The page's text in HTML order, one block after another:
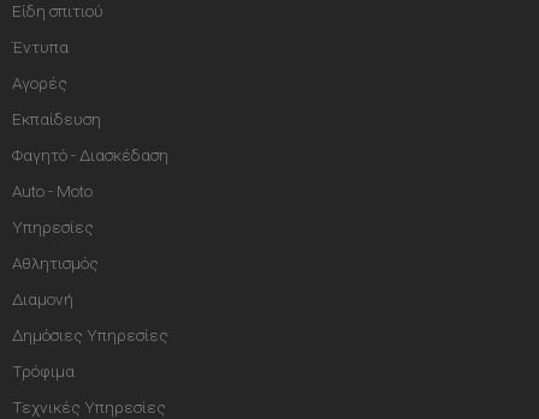
Είδη σπιτιού
Έντυπα
Αγορές
Εκπαίδευση
Φαγητό - Διασκέδαση
Auto - Moto
Υπηρεσίες
Αθλητισμός
Διαμονή
Δημόσιες Υπηρεσίες
Τρόφιμα
Τεχνικές Υπηρεσίες